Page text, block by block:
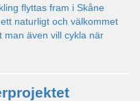
flyttas fram i Skåne
naturligt och välkommet
man även vill cykla när